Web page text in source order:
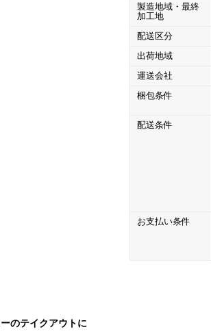
製造地域・最終
加工地
配送区分
出荷地域
運送会社
梱包条件
配送条件
お支払い条件
のテイクアウトに